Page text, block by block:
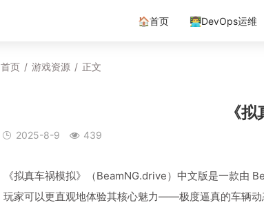
🏠首页 👨‍💻DevOps运维
首页 / 游戏资源 / 正文
《
2025-8-9 439
《拟真车祸模拟》（BeamNG.drive）中文版是一款由
玩家可以更直观地体验其核心魅力——极度逼真的车辆动